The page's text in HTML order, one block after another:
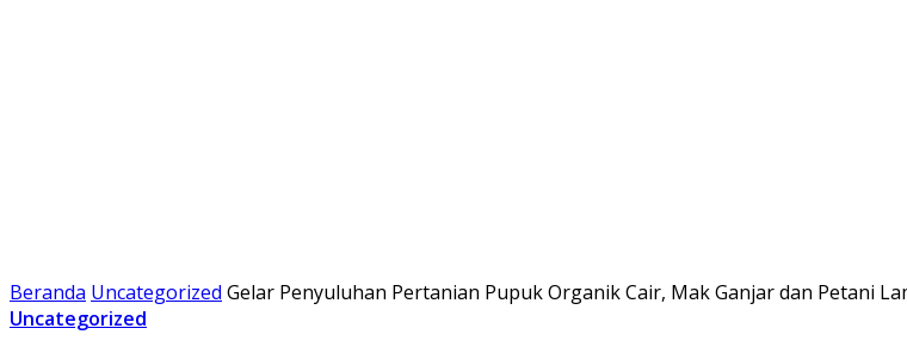
Beranda Uncategorized Gelar Penyuluhan Pertanian Pupuk Organik Cair, Mak Ganjar dan Petani
Uncategorized